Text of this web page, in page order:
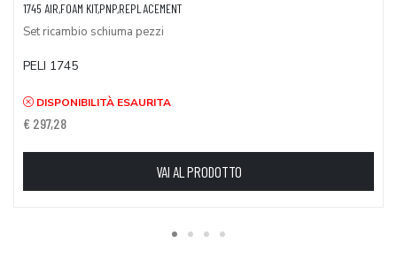
1745 AIR,FOAM KIT,PNP,REPLACEMENT
Set ricambio schiuma pezzi
PELI 1745
DISPONIBILITÀ ESAURITA
€ 297,28
VAI AL PRODOTTO